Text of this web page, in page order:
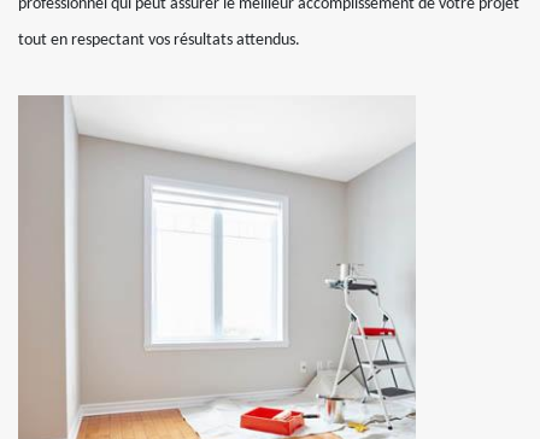
professionnel qui peut assurer le meilleur accomplissement de votre projet
tout en respectant vos résultats attendus.